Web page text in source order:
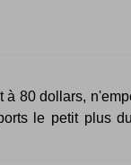
à 80 dollars,
le petit plus